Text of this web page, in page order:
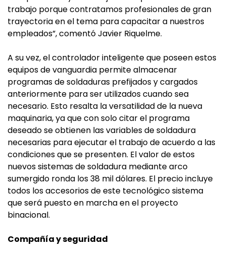
trabajo porque contratamos profesionales de gran
trayectoria en el tema para capacitar a nuestros
empleados”, comentó Javier Riquelme.
A su vez, el controlador inteligente que poseen estos
equipos de vanguardia permite almacenar
programas de soldaduras prefijados y cargados
anteriormente para ser utilizados cuando sea
necesario. Esto resalta la versatilidad de la nueva
maquinaria, ya que con solo citar el programa
deseado se obtienen las variables de soldadura
necesarias para ejecutar el trabajo de acuerdo a las
condiciones que se presenten. El valor de estos
nuevos sistemas de soldadura mediante arco
sumergido ronda los 38 mil dólares. El precio incluye
todos los accesorios de este tecnológico sistema
que será puesto en marcha en el proyecto
binacional.
Compañía y seguridad